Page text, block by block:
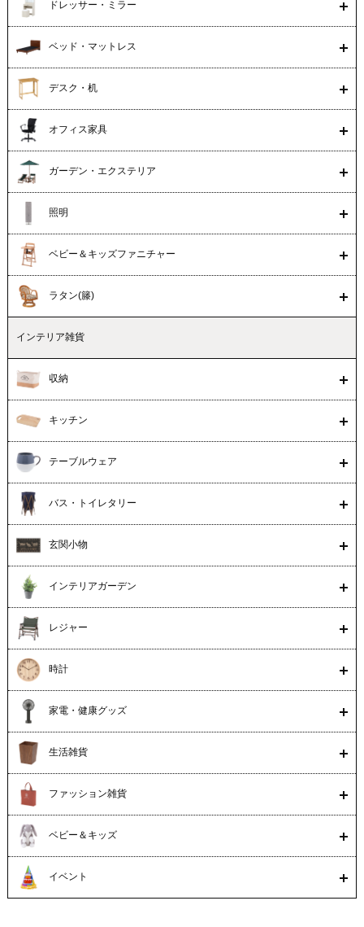
ドレッサー・ミラー
ベッド・マットレス
デスク・机
オフィス家具
ガーデン・エクステリア
照明
ベビー＆キッズファニチャー
ラタン(籐)
インテリア雑貨
収納
キッチン
テーブルウェア
バス・トイレタリー
玄関小物
インテリアガーデン
レジャー
時計
家電・健康グッズ
生活雑貨
ファッション雑貨
ベビー＆キッズ
イベント